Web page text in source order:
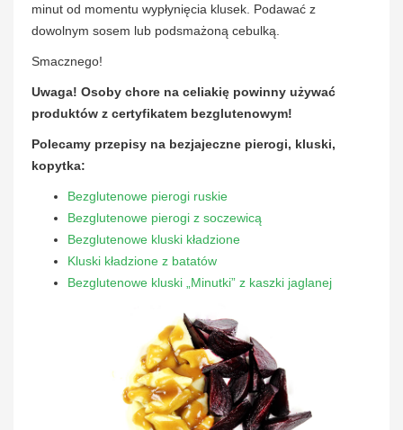
minut od momentu wypłynięcia klusek. Podawać z
dowolnym sosem lub podsmażoną cebulką.
Smacznego!
Uwaga! Osoby chore na celiakię powinny używać
produktów z certyfikatem bezglutenowym!
Polecamy przepisy na bezjajeczne pierogi, kluski,
kopytka:
Bezglutenowe pierogi ruskie
Bezglutenowe pierogi z soczewicą
Bezglutenowe kluski kładzione
Kluski kładzione z batatów
Bezglutenowe kluski „Minutki” z kaszki jaglanej